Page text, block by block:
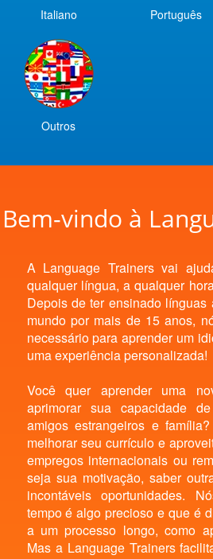
Italiano Português
Outros
Bem-vindo à
A Language Trainers vai
qualquer língua, a qualquer
Depois de ter ensinado
mundo por mais de 15 anos,
necessário para aprender um
uma experiência personalizada!
Você quer aprender uma
aprimorar sua capacidade
amigos estrangeiros e
melhorar seu currículo e
empregos internacionais ou
seja sua motivação, saber
incontáveis oportunidades.
tempo é algo precioso e que é
a um processo longo, como
Mas a Language Trainers